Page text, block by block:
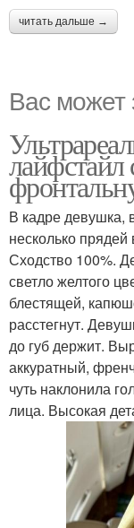
читать дальше →
Вас может
В кадре
несколько
Сходство 100%.
светло желтого
блестящей,
расстегнут.
до губ держит.
аккуратный,
чуть наклонила
лица. Высокая